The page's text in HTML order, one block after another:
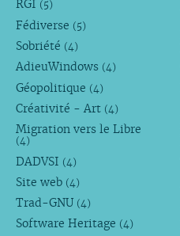
RGI (5)
Fédiverse (5)
Sobriété (4)
AdieuWindows (4)
Géopolitique (4)
Créativité - Art (4)
Migration vers le Libre
(4)
DADVSI (4)
Site web (4)
Trad-GNU (4)
Software Heritage (4)